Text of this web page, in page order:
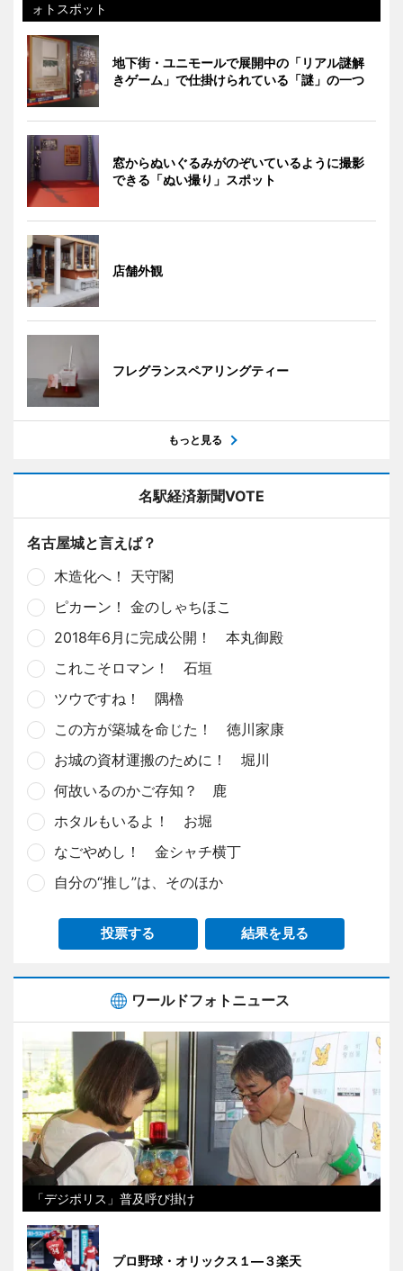
ォトスポット
地下街・ユニモールで展開中の「リアル謎解
きゲーム」で仕掛けられている「謎」の一つ
窓からぬいぐるみがのぞいているように撮影
できる「ぬい撮り」スポット
店舗外観
フレグランスペアリングティー
もっと見る
名駅経済新聞VOTE
名古屋城と言えば？
木造化へ！ 天守閣
ピカーン！ 金のしゃちほこ
2018年6月に完成公開！ 本丸御殿
これこそロマン！ 石垣
ツウですね！ 隅櫓
この方が築城を命じた！ 徳川家康
お城の資材運搬のために！ 堀川
何故いるのかご存知？ 鹿
ホタルもいるよ！ お堀
なごやめし！ 金シャチ横丁
自分の“推し”は、そのほか
投票する 結果を見る
ワールドフォトニュース
「デジポリス」普及呼び掛け
プロ野球・オリックス１―３楽天